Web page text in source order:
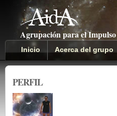
Agrupación para el
Inicio Acerca del grupo
PERFIL